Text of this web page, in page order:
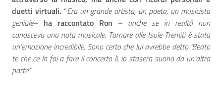
duetti virtuali. “Era un grande artista, un poeta, un musicista
geniale– ha raccontato Ron – anche se in realtà non
conosceva una nota musicale. Tornare alle Isole Tremiti è stata
un’emozione incredibile. Sono certo che lui avrebbe detto ‘Beato
te che ce la fai a fare il concerto lì, io stasera suono da un’altra
parte’”.